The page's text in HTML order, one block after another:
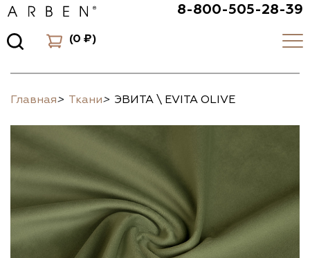
8-800-505-28-39
(0 ₽)
Главная> Ткани> ЭВИТА \ EVITA OLIVE